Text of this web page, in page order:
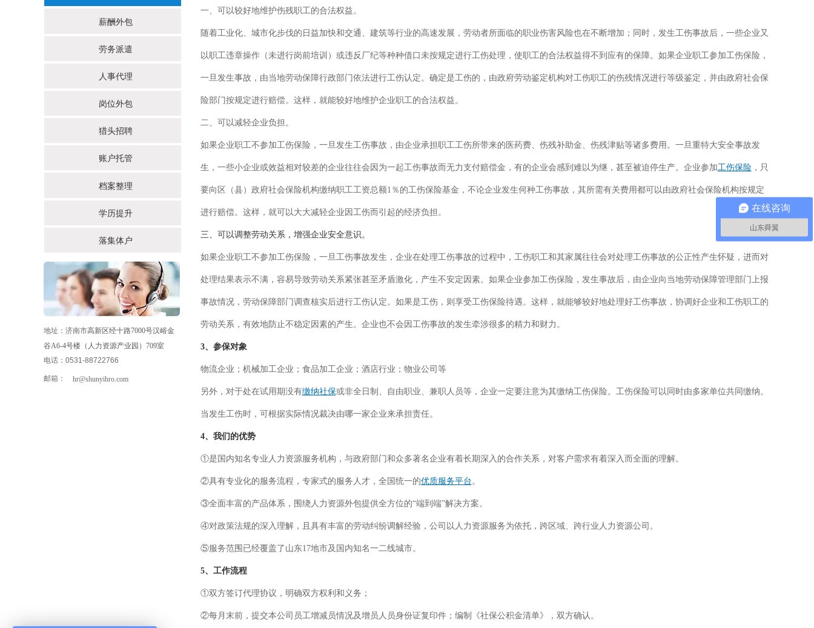
一、可以较好地维护伤残职工的合法权益。
随着工业化、城市化步伐的日益加快和交通、建筑等行业的高速发展，劳动者所面临的职业伤害风险也在不断增加；同时，发生工伤事故后，一些企业又
以职工违章操作（未进行岗前培训）或违反厂纪等种种借口未按规定进行工伤处理，使职工的合法权益得不到应有的保障。如果企业职工参加工伤保险，
一旦发生事故，由当地劳动保障行政部门依法进行工伤认定。确定是工伤的，由政府劳动鉴定机构对工伤职工的伤残情况进行等级鉴定，并由政府社会保
险部门按规定进行赔偿。这样，就能较好地维护企业职工的合法权益。
二、可以减轻企业负担。
如果企业职工不参加工伤保险，一旦发生工伤事故，由企业承担职工工伤所带来的医药费、伤残补助金、伤残津贴等诸多费用。一旦重特大安全事故发
生，一些小企业或效益相对较差的企业往往会因为一起工伤事故而无力支付赔偿金，有的企业会感到难以为继，甚至被迫停生产。企业参加工伤保险，只
要向区（县）政府社会保险机构缴纳职工工资总额1％的工伤保险基金，不论企业发生何种工伤事故，其所需有关费用都可以由政府社会保险机构按规定
进行赔偿。这样，就可以大大减轻企业因工伤而引起的经济负担。
三、可以调整劳动关系，增强企业安全意识。
如果企业职工不参加工伤保险，一旦工伤事故发生，企业在处理工伤事故的过程中，工伤职工和其家属往往会对处理工伤事故的公正性产生怀疑，进而对
处理结果表示不满，容易导致劳动关系紧张甚至矛盾激化，产生不安定因素。如果企业参加工伤保险，发生事故后，由企业向当地劳动保障管理部门上报
事故情况，劳动保障部门调查核实后进行工伤认定。如果是工伤，则享受工伤保险待遇。这样，就能够较好地处理好工伤事故，协调好企业和工伤职工的
劳动关系，有效地防止不稳定因素的产生。企业也不会因工伤事故的发生牵涉很多的精力和财力。
3、参保对象
物流企业； 机械加工企业； 食品加工企业； 酒店行业； 物业公司等
另外，对于处在试用期没有缴纳社保或非全日制、自由职业、兼职人员等，企业一定要注意为其缴纳工伤保险。工伤保险可以同时由多家单位共同缴纳。
当发生工伤时，可根据实际情况裁决由哪一家企业来承担责任。
4、我们的优势
①是国内知名专业人力资源服务机构，与政府部门和众多著名企业有着长期深入的合作关系，对客户需求有着深入而全面的理解。
②具有专业化的服务流程，专家式的服务人才，全国统一的优质服务平台。
③全面丰富的产品体系，围绕人力资源外包提供全方位的“端到端”解决方案。
④对政策法规的深入理解，且具有丰富的劳动纠纷调解经验，公司以人力资源服务为依托，跨区域、跨行业人力资源公司。
⑤服务范围已经覆盖了山东17地市及国内知名一二线城市。
5、工作流程
①双方签订代理协议，明确双方权利和义务；
②每月末前，提交本公司员工增减员情况及增员人员身份证复印件；编制《社保公积金清单》，双方确认。
薪酬外包
劳务派遣
人事代理
岗位外包
猎头招聘
账户托管
档案整理
学历提升
落集体户
hr@shunyihro.com
地址：济南市高新区经十路7000号汉峪金
谷A6-4号楼（人力资源产业园）709室
电话：0531-88722766
邮箱：
在线咨询
山东舜翼